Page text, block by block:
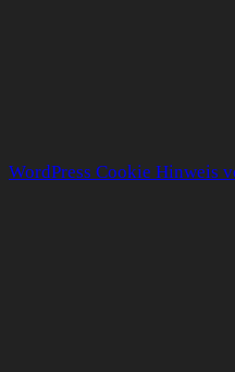
WordPress Cookie Hinweis